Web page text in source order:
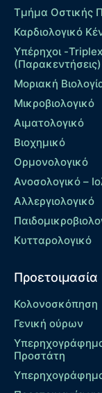
Τμήμα Οστικής
Καρδιολογικό
Υπέρηχοι -
(Παρακεντήσεις)
Μοριακή
Μικροβιολογικό
Αιματολογικό
Βιοχημικό
Ορμονολογικό
Ανοσολογικό –
Αλλεργιολογικό
Κυτταρολογικό
Κολονοσκόπηση
Γενική ούρων
Προστάτη